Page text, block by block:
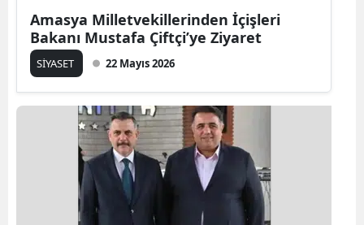
Amasya Milletvekillerinden İçişleri
Bakanı Mustafa Çiftçi’ye Ziyaret
SİYASET 22 Mayıs 2026